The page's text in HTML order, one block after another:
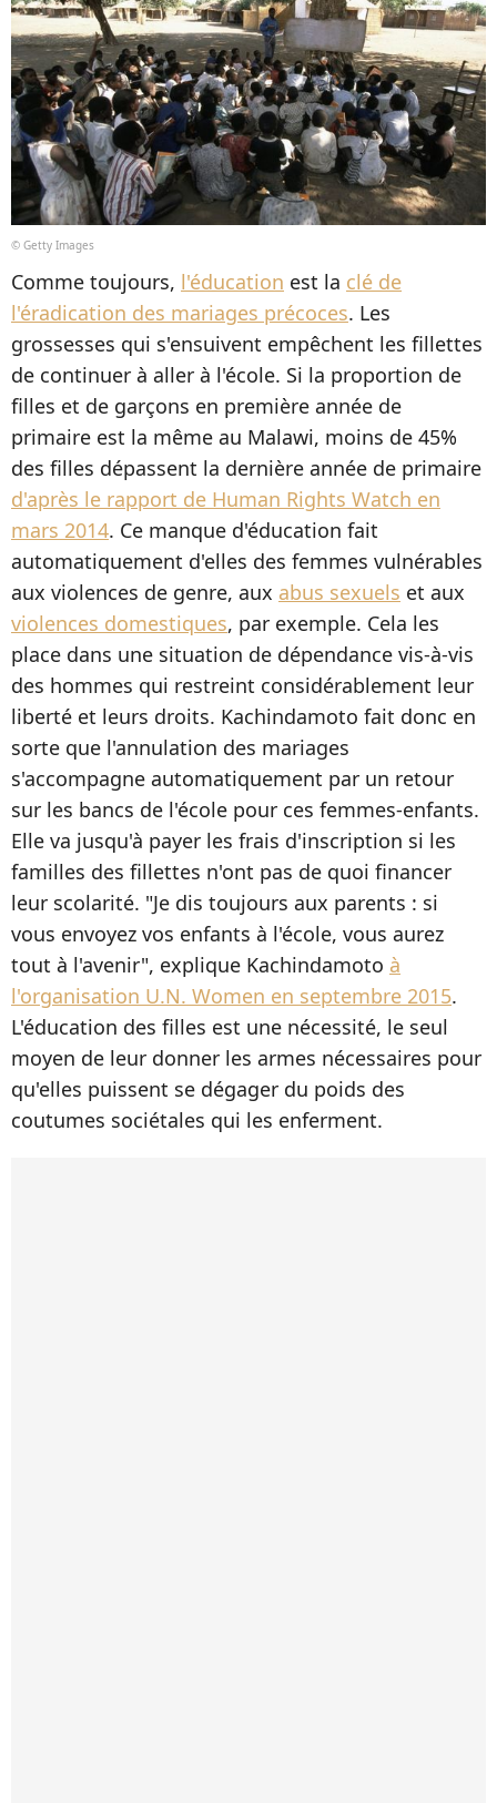
© Getty Images
Comme toujours, l'éducation est la clé de
l'éradication des mariages précoces. Les
grossesses qui s'ensuivent empêchent les fillettes
de continuer à aller à l'école. Si la proportion de
filles et de garçons en première année de
primaire est la même au Malawi, moins de 45%
des filles dépassent la dernière année de primaire
d'après le rapport de Human Rights Watch en
mars 2014. Ce manque d'éducation fait
automatiquement d'elles des femmes vulnérables
aux violences de genre, aux abus sexuels et aux
violences domestiques, par exemple. Cela les
place dans une situation de dépendance vis-à-vis
des hommes qui restreint considérablement leur
liberté et leurs droits. Kachindamoto fait donc en
sorte que l'annulation des mariages
s'accompagne automatiquement par un retour
sur les bancs de l'école pour ces femmes-enfants.
Elle va jusqu'à payer les frais d'inscription si les
familles des fillettes n'ont pas de quoi financer
leur scolarité. "Je dis toujours aux parents : si
vous envoyez vos enfants à l'école, vous aurez
tout à l'avenir", explique Kachindamoto à
l'organisation U.N. Women en septembre 2015.
L'éducation des filles est une nécessité, le seul
moyen de leur donner les armes nécessaires pour
qu'elles puissent se dégager du poids des
coutumes sociétales qui les enferment.